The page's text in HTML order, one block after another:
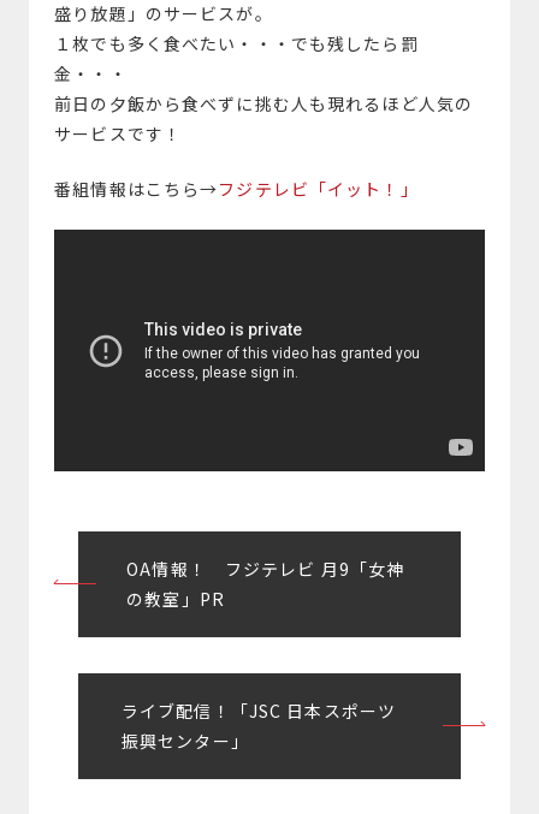
盛り放題」のサービスが。
１枚でも多く食べたい・・・でも残したら罰
金・・・
前日の夕飯から食べずに挑む人も現れるほど人気の
サービスです！
番組情報はこちら→フジテレビ「イット！」
稿
ナ
ビ
ー
OA情報！ フジテレビ 月9「女神
の教室」PR
ライブ配信！「JSC 日本スポーツ
振興センター」